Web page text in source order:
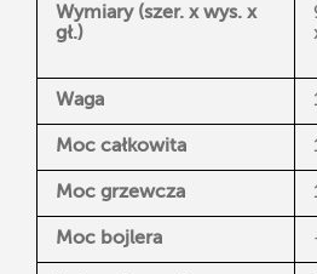
Wymiary (szer. x wys. x
gł.)
Waga
Moc całkowita
Moc grzewcza
Moc bojlera